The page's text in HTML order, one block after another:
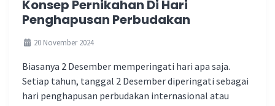
Konsep Pernikahan Di Hari
Penghapusan Perbudakan
20 November 2024
Biasanya 2 Desember memperingati hari apa saja.
Setiap tahun, tanggal 2 Desember diperingati sebagai
hari penghapusan perbudakan internasional atau